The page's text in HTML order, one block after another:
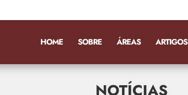
HOME SOBRE ÁREAS ARTIGOS
NOTÍCIAS